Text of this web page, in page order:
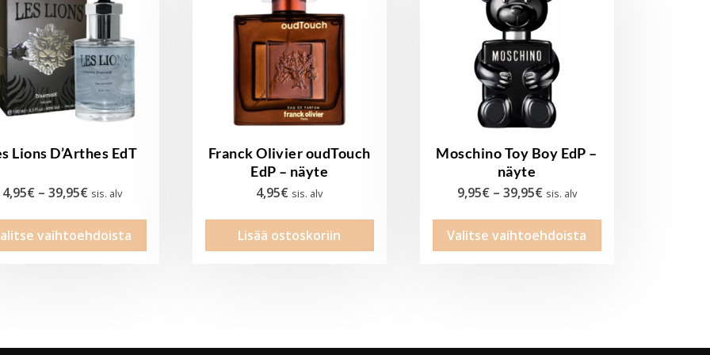
Lions D’Arthes EdT
4,95€ – 39,95€Hintaluokka:
-
sis. alv
vaihtoehdoista
Tällä
Franck Olivier oudTouch
EdP – näyte
4,95€ sis. alv
Lisää ostoskoriin
Moschino Toy Boy EdP –
näyte
9,95€ – 39,95€Hintaluokka:
-
sis. alv
Valitse vaihtoehdoista
Tällä